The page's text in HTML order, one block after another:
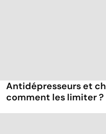
Antidépresseurs et
comment les limiter ?